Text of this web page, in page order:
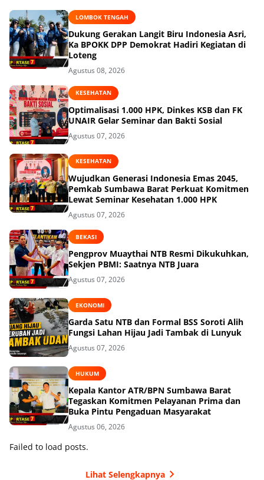
LOMBOK TENGAH
Dukung Gerakan Langit Biru Indonesia Asri,
Ka BPOKK DPP Demokrat Hadiri Kegiatan di
Loteng
Agustus 08, 2026
KESEHATAN
Optimalisasi 1.000 HPK, Dinkes KSB dan FK
UNAIR Gelar Seminar dan Bakti Sosial
Agustus 07, 2026
KESEHATAN
Wujudkan Generasi Indonesia Emas 2045,
Pemkab Sumbawa Barat Perkuat Komitmen
Lewat Seminar Kesehatan 1.000 HPK
Agustus 07, 2026
BEKASI
Pengprov Muaythai NTB Resmi Dikukuhkan,
Sekjen PBMI: Saatnya NTB Juara
Agustus 07, 2026
EKONOMI
Garda Satu NTB dan Formal BSS Soroti Alih
Fungsi Lahan Hijau Jadi Tambak di Lunyuk
Agustus 07, 2026
HUKUM
Kepala Kantor ATR/BPN Sumbawa Barat
Tegaskan Komitmen Pelayanan Prima dan
Buka Pintu Pengaduan Masyarakat
Agustus 06, 2026
Failed to load posts.
Lihat Selengkapnya